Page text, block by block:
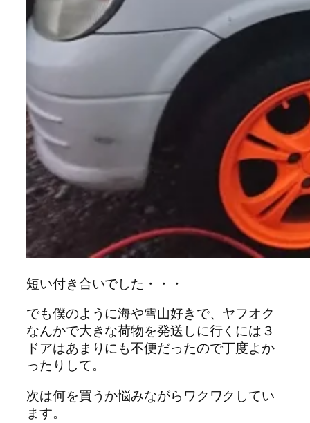
短い付き合いでした・・・
でも僕のように海や雪山好きで、ヤフオク
なんかで大きな荷物を発送しに行くには３
ドアはあまりにも不便だったので丁度よか
ったりして。
次は何を買うか悩みながらワクワクしてい
ます。